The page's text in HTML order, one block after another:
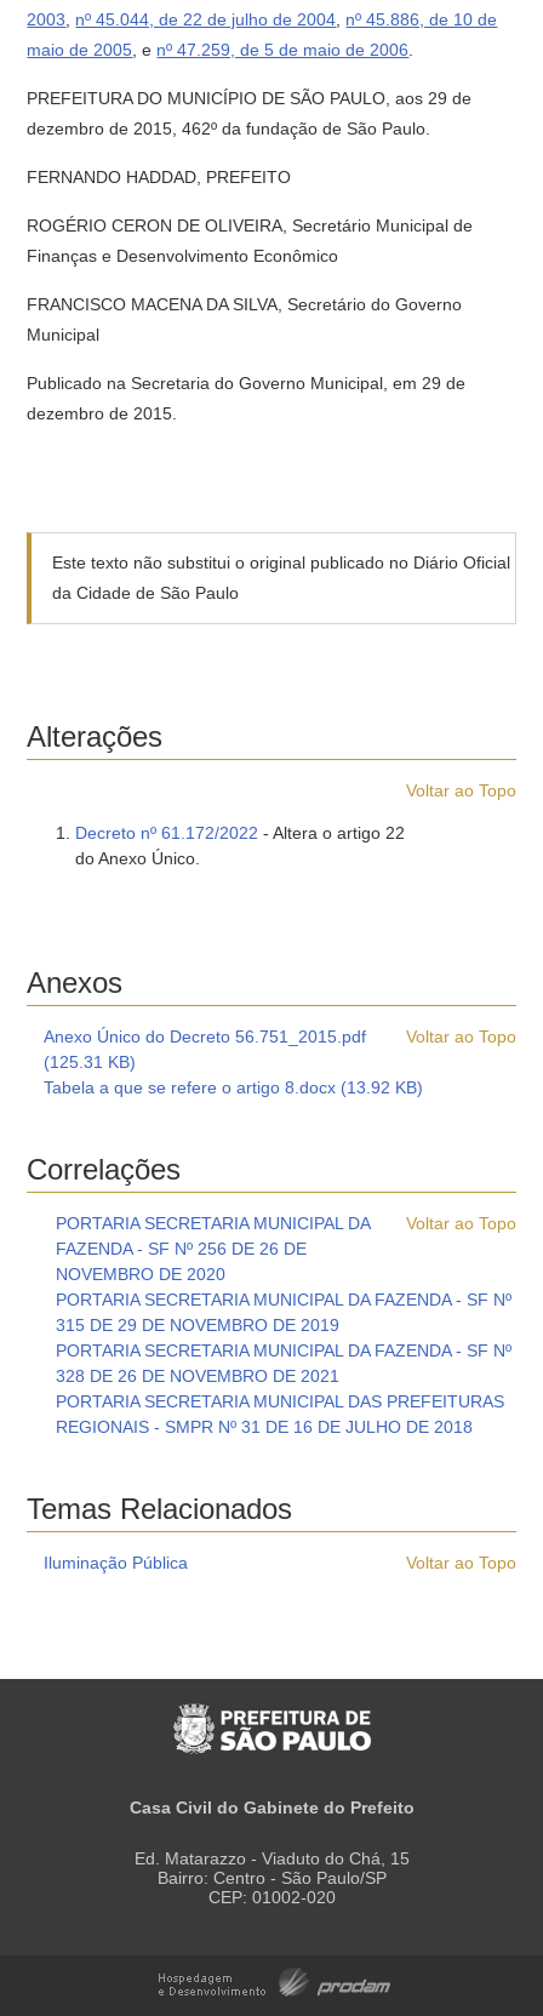
2003
nº 45.044, de 22 de julho de 2004 nº 45.886, de 10 de
maio de 2005 , e nº 47.259, de 5 de maio de 2006
PREFEITURA DO MUNICÍPIO DE SÃO PAULO, aos 29 de
dezembro de 2015, 462º da fundação de São Paulo.
FERNANDO HADDAD, PREFEITO
ROGÉRIO CERON DE OLIVEIRA, Secretário Municipal de
Finanças e Desenvolvimento Econômico
FRANCISCO MACENA DA SILVA, Secretário do Governo
Municipal
Publicado na Secretaria do Governo Municipal, em 29 de
dezembro de 2015.
Este texto não substitui o original publicado no Diário Oficial
da Cidade de São Paulo
Alterações
Voltar ao Topo
Decreto nº 61.172/2022 - Altera o artigo 22
do Anexo Único.
Anexos
Voltar ao Topo
Anexo Único do Decreto 56.751_2015.pdf
(125.31 KB)
Tabela a que se refere o artigo 8.docx (13.92 KB)
Correlações
Voltar ao Topo
PORTARIA SECRETARIA MUNICIPAL DA
FAZENDA - SF Nº 256 DE 26 DE
NOVEMBRO DE 2020
PORTARIA SECRETARIA MUNICIPAL DA FAZENDA - SF Nº
315 DE 29 DE NOVEMBRO DE 2019
PORTARIA SECRETARIA MUNICIPAL DA FAZENDA - SF Nº
328 DE 26 DE NOVEMBRO DE 2021
PORTARIA SECRETARIA MUNICIPAL DAS PREFEITURAS
REGIONAIS - SMPR Nº 31 DE 16 DE JULHO DE 2018
Temas Relacionados
Voltar ao Topo
Iluminação Pública
Casa Civil do Gabinete do Prefeito
Ed. Matarazzo - Viaduto do Chá, 15
Bairro: Centro - São Paulo/SP
CEP: 01002-020